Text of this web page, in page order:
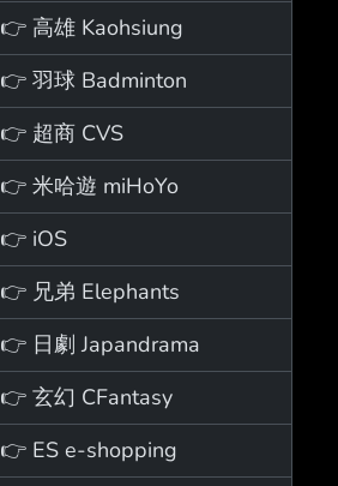
👉 高雄 Kaohsiung
👉 羽球 Badminton
👉 超商 CVS
👉 米哈遊 miHoYo
👉 iOS
👉 兄弟 Elephants
👉 日劇 Japandrama
👉 玄幻 CFantasy
👉 ES e-shopping